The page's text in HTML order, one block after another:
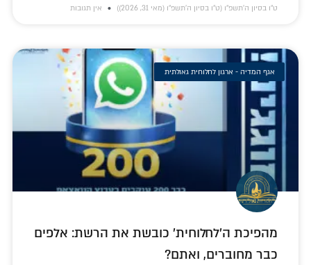
ט״ו בסיון ה׳תשפ״ו (ט״ו בסיון ה׳תשפ״ו (מאי 31, 2026)) אין תגובות
אגף המדיה - ארגון לחלוחית גאולתית
מהפיכת ה'לחלוחית' כובשת את הרשת: אלפים
כבר מחוברים, ואתם?